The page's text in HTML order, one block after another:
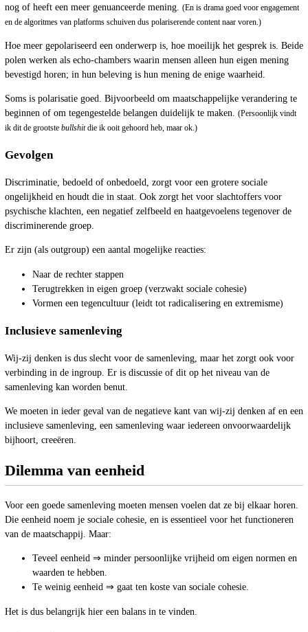
nog of heeft een meer genuanceerde mening. (En is drama goed voor engagement
en de algoritmes van platforms schuiven dus polariserende content naar voren.)
Hoe meer gepolariseerd een onderwerp is, hoe moeilijk het gesprek is. Beide
polen werken als echo-chambers waarin mensen alleen hun eigen mening
bevestigd horen; in hun beleving is hun mening de enige waarheid.
Soms is polarisatie goed. Bijvoorbeeld om maatschappelijke verandering te
beginnen of om tegengestelde belangen duidelijk te maken. (Persoonlijk vindt
ik dit de grootste bullshitdie ik ooit gehoord heb, maar ok.)
Gevolgen
Discriminatie, bedoeld of onbedoeld, zorgt voor een grotere sociale
ongelijkheid en houdt die in staat. Ook zorgt het voor slachtoffers voor
psychische klachten, een negatief zelfbeeld en haatgevoelens tegenover de
discriminerende groep.
Er zijn (als outgroup) een aantal mogelijke reacties:
Naar de rechter stappen
Terugtrekken in eigen groep (verzwakt sociale cohesie)
Vormen een tegencultuur (leidt tot radicalisering en extremisme)
Inclusieve samenleving
Wij-zij denken is dus slecht voor de samenleving, maar het zorgt ook voor
verbinding in de ingroup. Er is discussie of dit op het niveau van de
samenleving kan worden benut.
We moeten in ieder geval van de negatieve kant van wij-zij denken af en een
inclusieve samenleving, een samenleving waar iedereen onvoorwaardelijk
bijhoort, creeëren.
Dilemma van eenheid
Voor een goede samenleving moeten mensen voelen dat ze bij elkaar horen.
Die eenheid noem je sociale cohesie, en is essentieel voor het functioneren
van de maatschappij. Maar:
Teveel eenheid ⇒ minder persoonlijke vrijheid om eigen normen en
waarden te hebben.
Te weinig eenheid ⇒ gaat ten koste van sociale cohesie.
Het is dus belangrijk hier een balans in te vinden.